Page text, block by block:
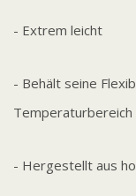
- Extrem leicht
- Behält seine
Temperaturbereich
- Hergestellt aus